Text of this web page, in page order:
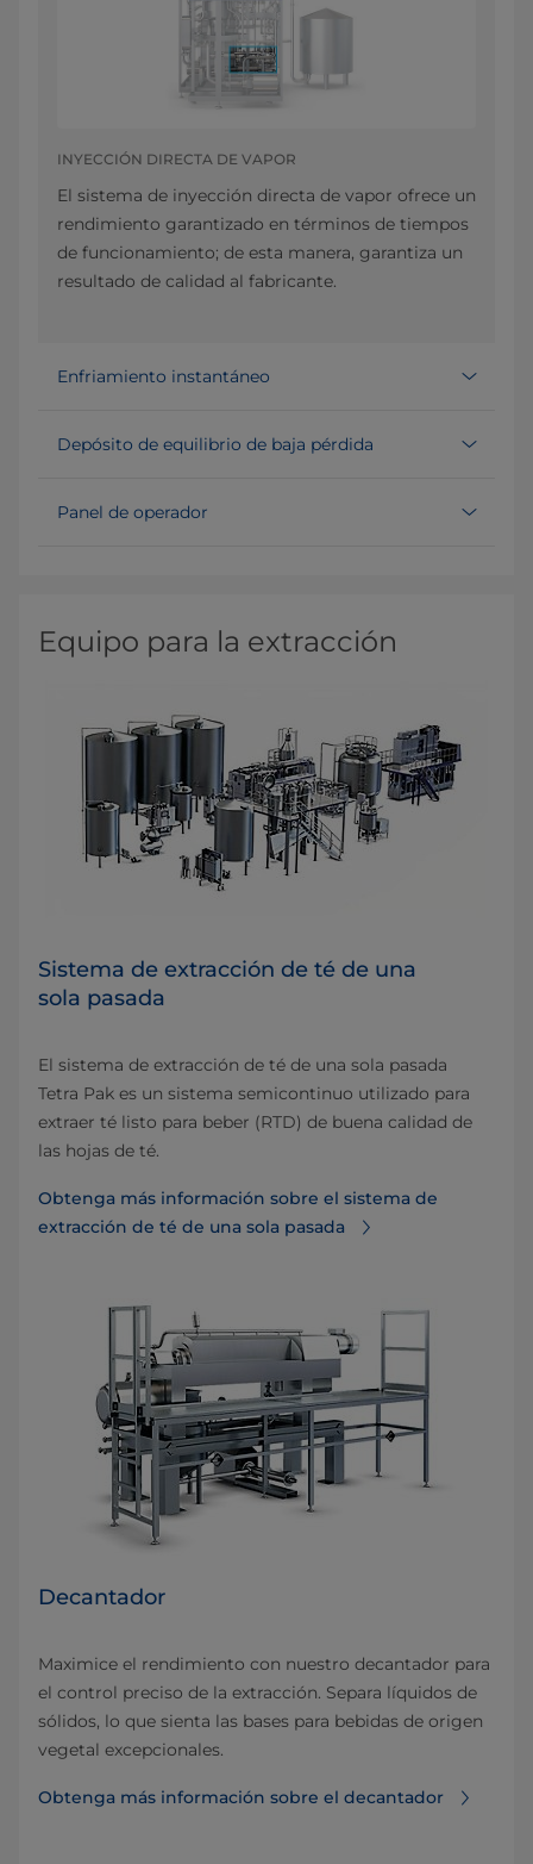
INYECCIÓN DIRECTA DE VAPOR
El sistema de inyección directa de vapor ofrece un
rendimiento garantizado en términos de tiempos
de funcionamiento; de esta manera, garantiza un
resultado de calidad al fabricante.
Enfriamiento instantáneo
Depósito de equilibrio de baja pérdida
Panel de operador
Equipo para la extracción
Sistema de extracción de té de una
sola pasada
El sistema de extracción de té de una sola pasada
Tetra Pak es un sistema semicontinuo utilizado para
extraer té listo para beber (RTD) de buena calidad de
las hojas de té.
Obtenga más información sobre el sistema de
extracción de té de una sola pasada
Decantador
Maximice el rendimiento con nuestro decantador para
el control preciso de la extracción. Separa líquidos de
sólidos, lo que sienta las bases para bebidas de origen
vegetal excepcionales.
Obtenga más información sobre el decantador